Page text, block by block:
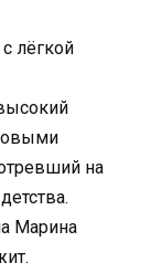
лёгкой
на
Марина